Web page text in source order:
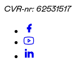
CVR-nr: 62531517